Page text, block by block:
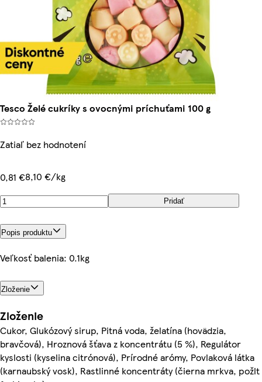
Tesco Želé cukríky s ovocnými príchuťami 100 g
Zatiaľ bez hodnotení
0,81 €8,10 €/kg
Pridať
Popis produktu
Veľkosť balenia: 0.1kg
Zloženie
Zloženie
Cukor, Glukózový sirup, Pitná voda, želatína (hovädzia,
bravčová), Hroznová šťava z koncentrátu (5 %), Regulátor
kyslosti (kyselina citrónová), Prírodné arómy, Povlaková látka
(karnaubský vosk), Rastlinné koncentráty (čierna mrkva, požlt